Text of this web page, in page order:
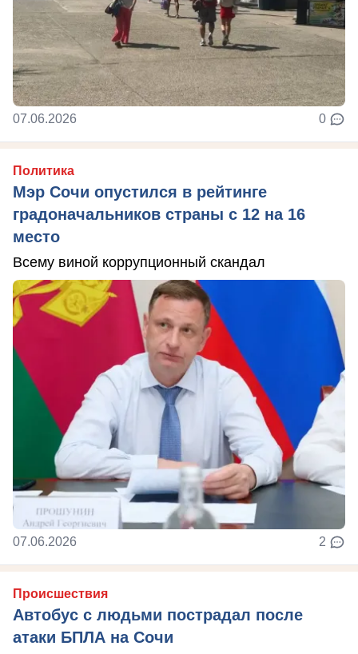
07.06.2026 0
Политика
Мэр Сочи опустился в рейтинге
градоначальников страны с 12 на 16
место
Всему виной коррупционный скандал
07.06.2026 2
Происшествия
Автобус с людьми пострадал после
атаки БПЛА на Сочи